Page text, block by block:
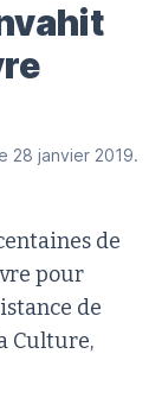
28 janvier 2019.
de
pour
de
Culture,